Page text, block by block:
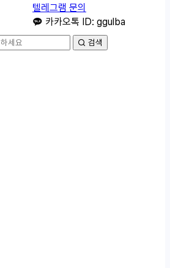
텔레그램 문의
카카오톡 ID: ggulba
검색